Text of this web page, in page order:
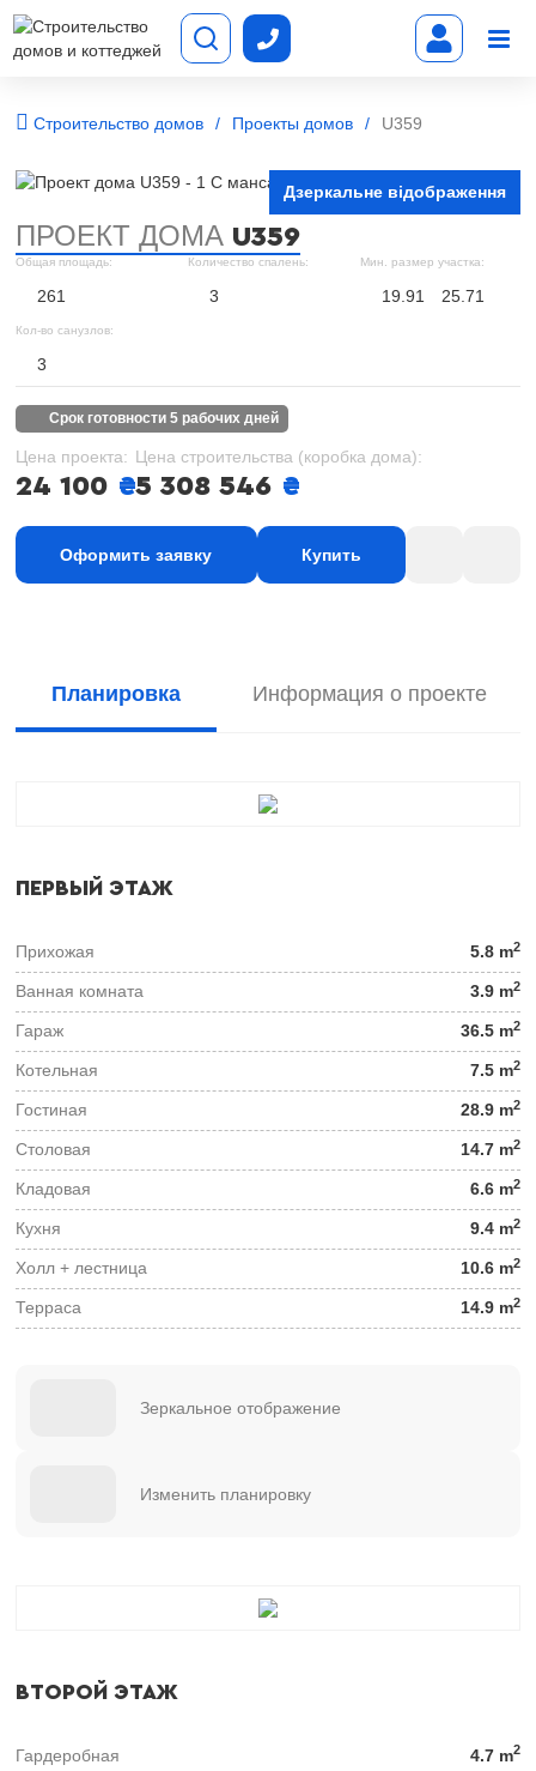
Строительство домов Проекты домов U359
Дзеркальне відображення
ПРОЕКТ ДОМА U359
Общая площадь:
261
Количество спалень:
3
Мин. размер участка:
19.91 25.71
Кол-во санузлов:
3
срок готовности 5 рабочих дней
Цена проекта:
24 100 ₴
Цена строительства (коробка дома):
5 308 546 ₴
Оформить заявку Купить
Планировка Информация о проекте
ПЕРВЫЙ ЭТАЖ
Прихожая 5.8 m2
Ванная комната 3.9 m2
Гараж 36.5 m2
Котельная 7.5 m2
Гостиная 28.9 m2
Столовая 14.7 m2
Кладовая 6.6 m2
Кухня 9.4 m2
Холл + лестница 10.6 m2
Терраса 14.9 m2
Зеркальное отображение
Изменить планировку
ВТОРОЙ ЭТАЖ
Гардеробная 4.7 m2